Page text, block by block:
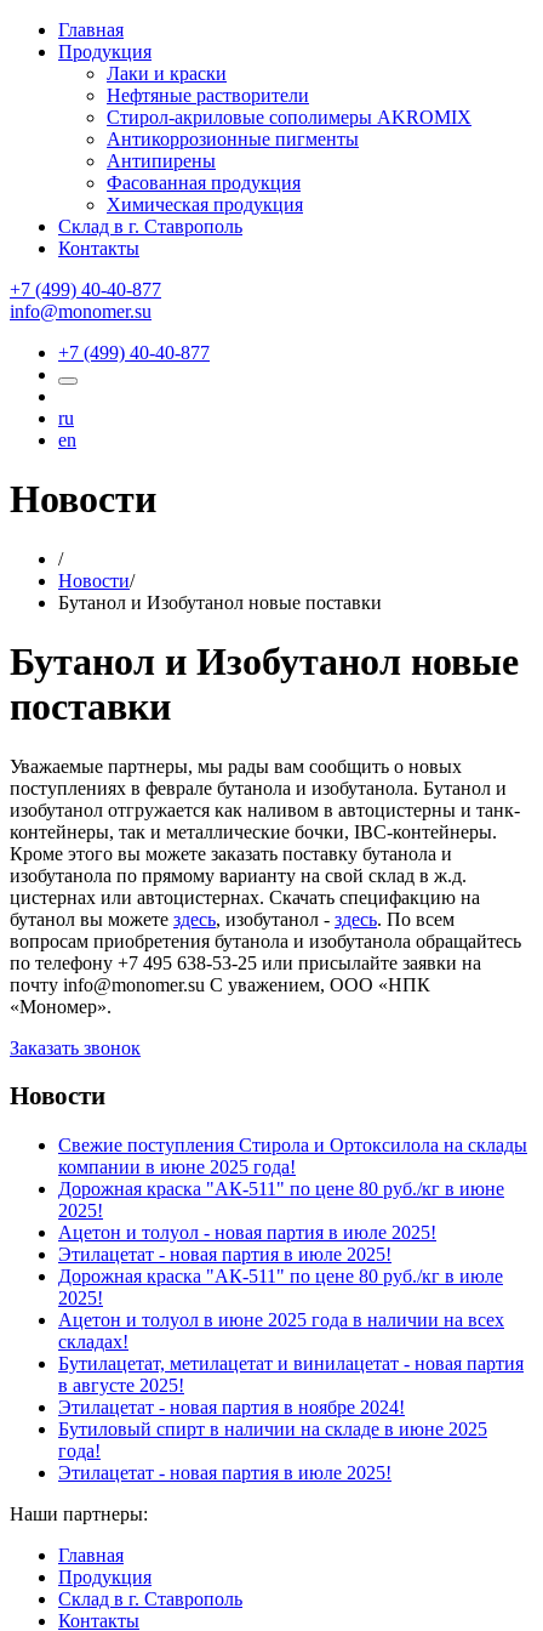
Главная
Продукция
Лаки и краски
Нефтяные растворители
Стирол-акриловые сополимеры AKROMIX
Антикоррозионные пигменты
Антипирены
Фасованная продукция
Химическая продукция
Склад в г. Ставрополь
Контакты
+7 (499) 40-40-877
info@monomer.su
+7 (499) 40-40-877
ru
en
Новости
/
Новости/
Бутанол и Изобутанол новые поставки
Бутанол и Изобутанол новые
поставки
Уважаемые партнеры, мы рады вам сообщить о новых
поступлениях в феврале бутанола и изобутанола. Бутанол и
изобутанол отгружается как наливом в автоцистерны и танк-
контейнеры, так и металлические бочки, IBC-контейнеры.
Кроме этого вы можете заказать поставку бутанола и
изобутанола по прямому варианту на свой склад в ж.д.
цистернах или автоцистернах. Скачать специфакцию на
бутанол вы можете здесь, изобутанол - здесь. По всем
вопросам приобретения бутанола и изобутанола обращайтесь
по телефону +7 495 638-53-25 или присылайте заявки на
почту info@monomer.su С уважением, ООО «НПК
«Мономер».
Заказать звонок
Новости
Свежие поступления Стирола и Ортоксилола на склады
компании в июне 2025 года!
Дорожная краска "АК-511" по цене 80 руб./кг в июне
2025!
Ацетон и толуол - новая партия в июле 2025!
Этилацетат - новая партия в июле 2025!
Дорожная краска "АК-511" по цене 80 руб./кг в июле
2025!
Ацетон и толуол в июне 2025 года в наличии на всех
складах!
Бутилацетат, метилацетат и винилацетат - новая партия
в августе 2025!
Этилацетат - новая партия в ноябре 2024!
Бутиловый спирт в наличии на складе в июне 2025
года!
Этилацетат - новая партия в июле 2025!
Наши партнеры:
Главная
Продукция
Склад в г. Ставрополь
Контакты